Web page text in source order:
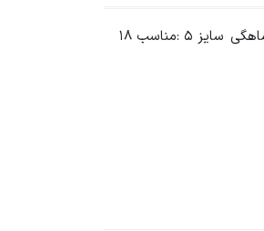
سایزبندی : سایز 3 : مناسب 9 ماهگی تا 12 ماهگی سایز 4 : مناسب 12 ماهگی تا 18 ماهگی سایز 5 :مناسب 18